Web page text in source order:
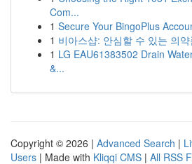
Com...
1 Secure Your BingoPlus
1 비아스샵: 안심할 수 있는 의
1 LG EAU61383502 Drain
&...
Copyright © 2026 | Advanced Search |
Users | Made with Kliqqi CMS | All RSS